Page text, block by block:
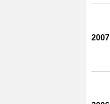
2007